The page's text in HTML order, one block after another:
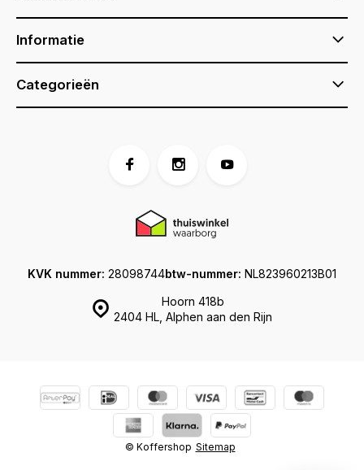
Informatie
Categorieën
Hoorn 418b
2404 HL, Alphen aan den Rijn
KVK nummer: 28098744btw-nummer: NL823960213B01
© Koffershop Sitemap